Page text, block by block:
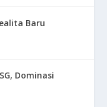
Baru
Dominasi